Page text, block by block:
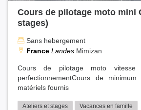
Cours de pilotage moto mini
stages)
Sans hebergement
France Landes Mimizan
Cours de pilotage moto
perfectionnementCours de
matériels fournis
Ateliers et stages
Vacances en famille